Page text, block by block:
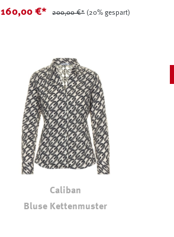
160,00 €* 200,00 €* (20% gespart)
Caliban
Bluse Kettenmuster